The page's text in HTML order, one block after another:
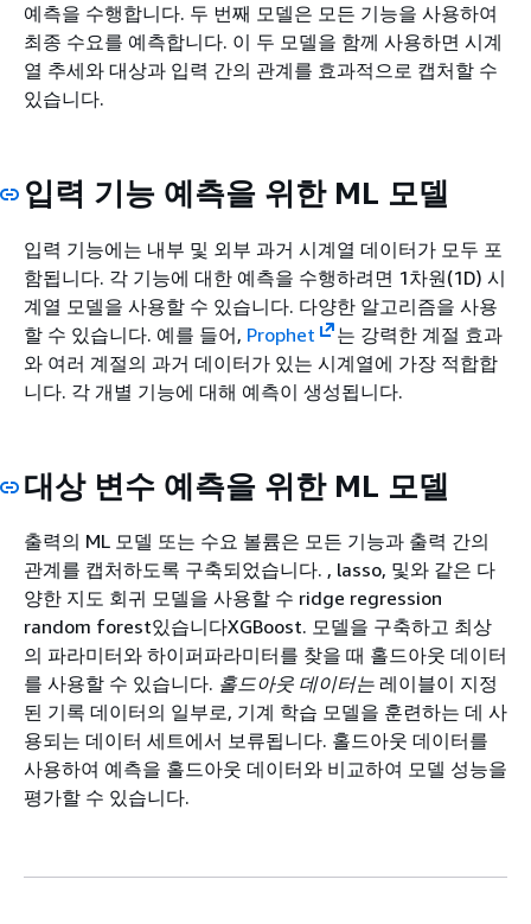
예측을 수행합니다. 두 번째 모델은 모든 기능을 사용하여
최종 수요를 예측합니다. 이 두 모델을 함께 사용하면 시계
열 추세와 대상과 입력 간의 관계를 효과적으로 캡처할 수
있습니다.
입력 기능 예측을 위한 ML 모델
입력 기능에는 내부 및 외부 과거 시계열 데이터가 모두 포
함됩니다. 각 기능에 대한 예측을 수행하려면 1차원(1D) 시
계열 모델을 사용할 수 있습니다. 다양한 알고리즘을 사용
할 수 있습니다. 예를 들어, Prophet
는 강력한 계절 효과
와 여러 계절의 과거 데이터가 있는 시계열에 가장 적합합
니다. 각 개별 기능에 대해 예측이 생성됩니다.
대상 변수 예측을 위한 ML 모델
출력의 ML 모델 또는 수요 볼륨은 모든 기능과 출력 간의
관계를 캡처하도록 구축되었습니다. , lasso, 및와 같은 다
양한 지도 회귀 모델을 사용할 수 ridge regression
random forest있습니다XGBoost. 모델을 구축하고 최상
의 파라미터와 하이퍼파라미터를 찾을 때 홀드아웃 데이터
를 사용할 수 있습니다. 홀드아웃 데이터는 레이블이 지정
된 기록 데이터의 일부로, 기계 학습 모델을 훈련하는 데 사
용되는 데이터 세트에서 보류됩니다. 홀드아웃 데이터를
사용하여 예측을 홀드아웃 데이터와 비교하여 모델 성능을
평가할 수 있습니다.